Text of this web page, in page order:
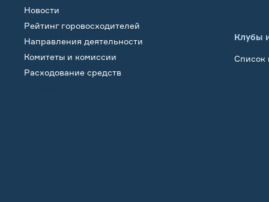
Новости
Рейтинг горовосходителей
Направления деятельности
Комитеты и комиссии
Расходование средств
Клубы
Список